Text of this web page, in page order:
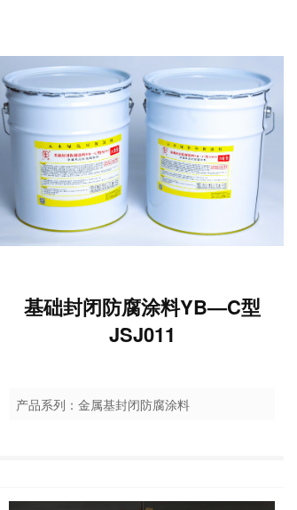
基础封闭防腐涂料YB—C型
JSJ011
产品系列：金属基封闭防腐涂料